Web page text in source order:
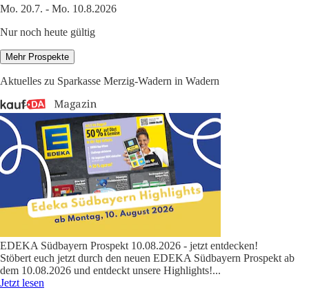
Mo. 20.7. - Mo. 10.8.2026
Nur noch heute gültig
Mehr Prospekte
Aktuelles zu Sparkasse Merzig-Wadern in Wadern
EDEKA Südbayern Prospekt 10.08.2026 - jetzt entdecken!
Stöbert euch jetzt durch den neuen EDEKA Südbayern Prospekt ab
dem 10.08.2026 und entdeckt unsere Highlights!...
Jetzt lesen